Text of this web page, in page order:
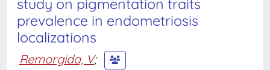
study on pigmentation traits
prevalence in endometriosis
localizations
Remorgida, V;